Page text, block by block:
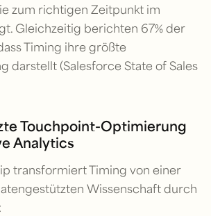
zum richtigen Zeitpunkt im
Gleichzeitig berichten 67% der
Timing ihre größte
darstellt (Salesforce State of Sales
Touchpoint-Optimierung
Analytics
transformiert Timing von einer
Wissenschaft durch